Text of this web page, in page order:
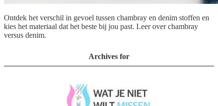
Ontdek het verschil in gevoel tussen chambray en denim stoffen en
kies het materiaal dat het beste bij jou past. Leer over chambray
versus denim.
Archives for